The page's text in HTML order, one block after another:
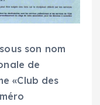
son nom
de
«Club des